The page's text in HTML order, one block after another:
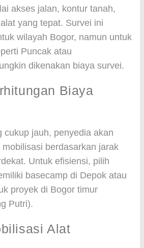
akses jalan, kontur tanah,
yang tepat. Survei ini
wilayah Bogor, namun untuk
Puncak atau
dikenakan biaya survei.
Biaya
cukup jauh, penyedia akan
berdasarkan jarak
Untuk efisiensi, pilih
basecamp di Depok atau
proyek di Bogor timur
Putri).
Alat